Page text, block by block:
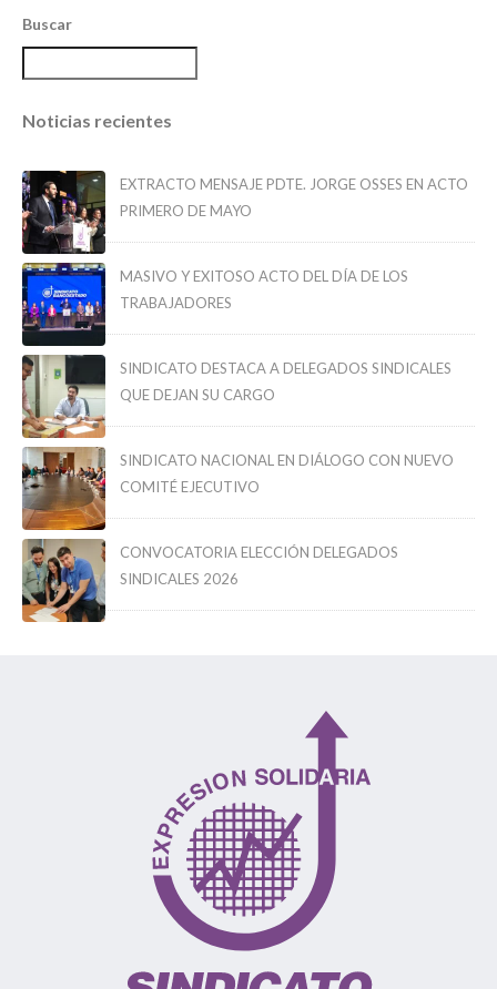
Buscar
Noticias recientes
EXTRACTO MENSAJE PDTE. JORGE OSSES EN ACTO
PRIMERO DE MAYO
MASIVO Y EXITOSO ACTO DEL DÍA DE LOS
TRABAJADORES
SINDICATO DESTACA A DELEGADOS SINDICALES
QUE DEJAN SU CARGO
SINDICATO NACIONAL EN DIÁLOGO CON NUEVO
COMITÉ EJECUTIVO
CONVOCATORIA ELECCIÓN DELEGADOS
SINDICALES 2026